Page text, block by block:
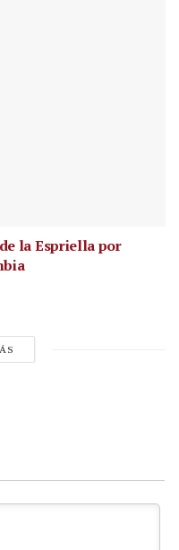
la Espriella por